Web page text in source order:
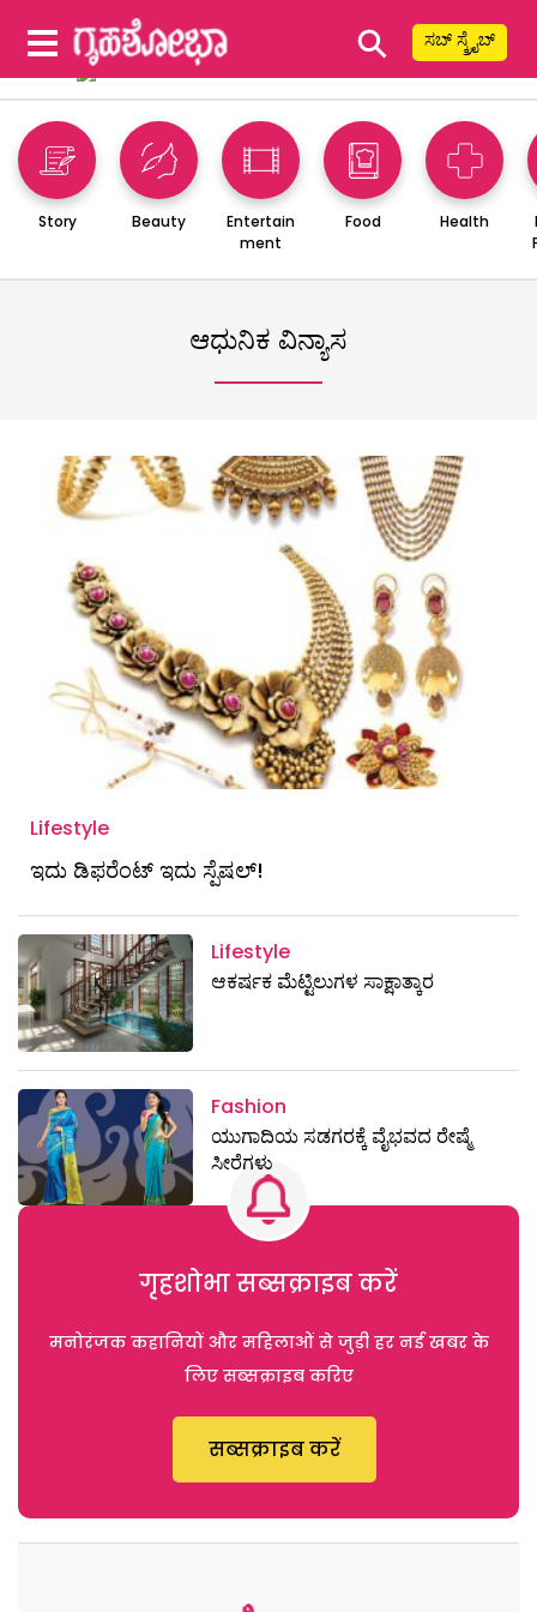
⚲ ಸಬ್ ಸ್ಕ್ರೈಬ್
Story Beauty
Entertain
ment
Food Health
ಆಧುನಿಕ ವಿನ್ಯಾಸ
Lifestyle
ಇದು ಡಿಫರೆಂಟ್ ಇದು ಸ್ಪೆಷಲ್!
Lifestyle
ಆಕರ್ಷಕ ಮೆಟ್ಟಿಲುಗಳ ಸಾಕ್ಷಾತ್ಕಾರ
Fashion
ಯುಗಾದಿಯ ಸಡಗರಕ್ಕೆ ವೈಭವದ ರೇಷ್ಮೆ
ಸೀರೆಗಳು
गृहशोभा सब्सक्राइब करें
मनोरंजक कहानियों और महिलाओं से जुड़ी हर नई खबर के
लिए सब्सक्राइब करिए
सब्सक्राइब करें